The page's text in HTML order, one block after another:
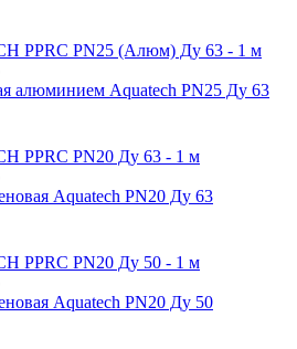
алюминием Aquatech PN25 Ду 63
Aquatech PN20 Ду 63
Aquatech PN20 Ду 50